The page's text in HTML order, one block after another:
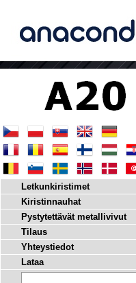
Letkunkiristimet
Kiristinnauhat
Pystytettävät metallivivut
Tilaus
Yhteystiedot
Lataa